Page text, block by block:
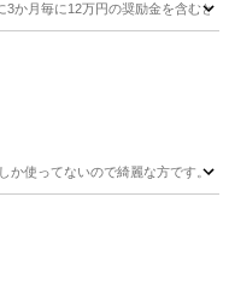
か月毎に12万円の奨励金を含む
か使ってないので綺麗な方です。